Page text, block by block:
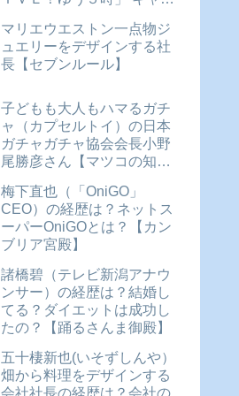
マリエウエストン一点物ジ
ュエリーをデザインする社
長【セブンルール】
子どもも大人もハマるガチ
ャ（カプセルトイ）の日本
ガチャガチャ協会会長小野
尾勝彦さん【マツコの知ら
梅下直也（「OniGO」
CEO）の経歴は？ネットス
ーパーOniGOとは？【カン
ブリア宮殿】
諸橋碧（テレビ新潟アナウ
ンサー）の経歴は？結婚し
てる？ダイエットは成功し
たの？【踊るさんま御殿】
五十棲新也(いそずしんや）
畑から料理をデザインする
会社社長の経歴は？会社の